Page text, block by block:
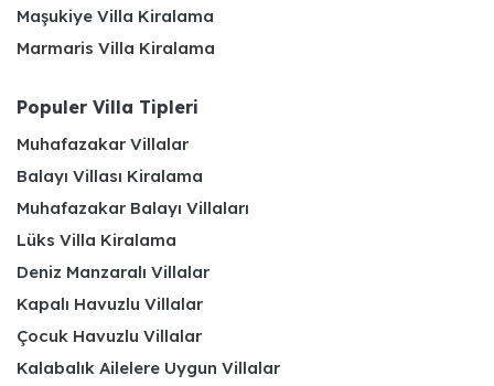
Maşukiye Villa Kiralama
Marmaris Villa Kiralama
Populer Villa Tipleri
Muhafazakar Villalar
Balayı Villası Kiralama
Muhafazakar Balayı Villaları
Lüks Villa Kiralama
Deniz Manzaralı Villalar
Kapalı Havuzlu Villalar
Çocuk Havuzlu Villalar
Kalabalık Ailelere Uygun Villalar